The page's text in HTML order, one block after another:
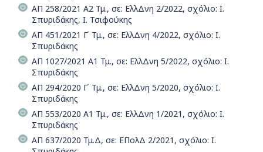
ΑΠ 258/2021 Α2 Τμ., σε: ΕλλΔνη 2/2022, σχόλιο: Ι.
Σπυριδάκης, Ι. Τσιφούκης
ΑΠ 451/2021 Γ΄ Τμ., σε: ΕλλΔνη 4/2022, σχόλιο: Ι.
Σπυριδάκης
ΑΠ 1027/2021 Α1 Τμ., σε: ΕλλΔνη 5/2022, σχόλιο: Ι.
Σπυριδάκης
ΑΠ 294/2020 Γ΄ Τμ., σε: ΕλλΔνη 5/2020, σχόλιο: Ι.
Σπυριδάκης
ΑΠ 553/2020 Α1 Τμ., σε: ΕλλΔνη 1/2021, σχόλιο: Ι.
Σπυριδάκης
ΑΠ 637/2020 Τμ.Δ, σε: ΕΠολΔ 2/2021, σχόλιο: Ι.